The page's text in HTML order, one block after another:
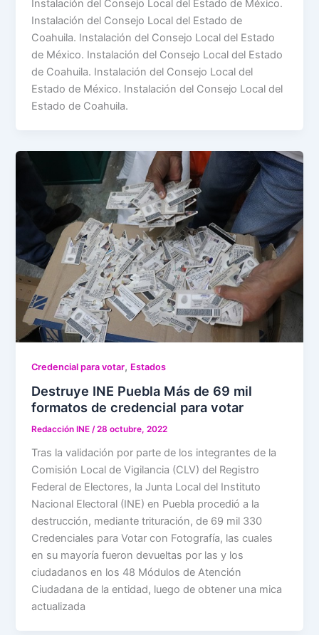
Instalación del Consejo Local del Estado de México.
Instalación del Consejo Local del Estado de
Coahuila. Instalación del Consejo Local del Estado
de México. Instalación del Consejo Local del Estado
de Coahuila. Instalación del Consejo Local del
Estado de México. Instalación del Consejo Local del
Estado de Coahuila.
Credencial para votar, Estados
Destruye INE Puebla Más de 69 mil
formatos de credencial para votar
Redacción INE/28 octubre, 2022
Tras la validación por parte de los integrantes de la
Comisión Local de Vigilancia (CLV) del Registro
Federal de Electores, la Junta Local del Instituto
Nacional Electoral (INE) en Puebla procedió a la
destrucción, mediante trituración, de 69 mil 330
Credenciales para Votar con Fotografía, las cuales
en su mayoría fueron devueltas por las y los
ciudadanos en los 48 Módulos de Atención
Ciudadana de la entidad, luego de obtener una mica
actualizada